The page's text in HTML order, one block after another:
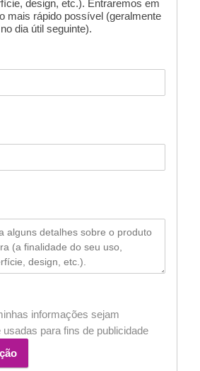
design, etc.). Entraremos em
mais rápido possível (geralmente
dia útil seguinte).
informações sejam
para fins de publicidade